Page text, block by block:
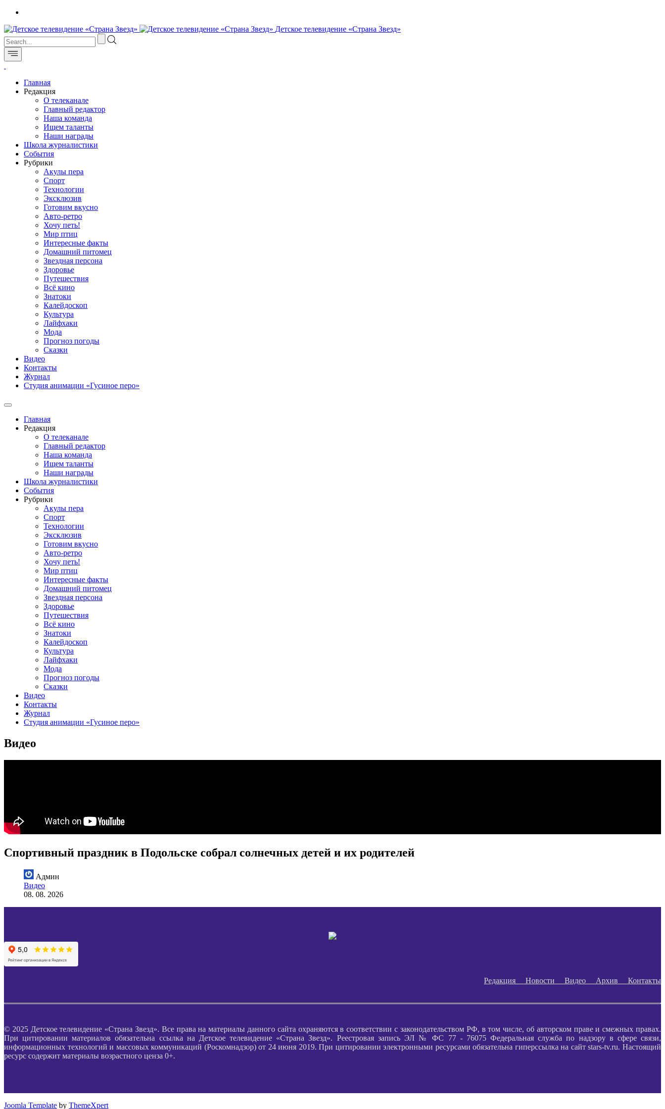
Детское телевидение «Страна Звезд»
Главная
Редакция
О телеканале
Главный редактор
Наша команда
Ищем таланты
Наши награды
Школа журналистики
События
Рубрики
Акулы пера
Спорт
Технологии
Эксклюзив
Готовим вкусно
Авто-ретро
Хочу петь!
Мир птиц
Интересные факты
Домашний питомец
Звездная персона
Здоровье
Путешествия
Всё кино
Знатоки
Калейдоскоп
Культура
Лайфхаки
Мода
Прогноз погоды
Сказки
Видео
Контакты
Журнал
Студия анимации «Гусиное перо»
Главная
Редакция
О телеканале
Главный редактор
Наша команда
Ищем таланты
Наши награды
Школа журналистики
События
Рубрики
Акулы пера
Спорт
Технологии
Эксклюзив
Готовим вкусно
Авто-ретро
Хочу петь!
Мир птиц
Интересные факты
Домашний питомец
Звездная персона
Здоровье
Путешествия
Всё кино
Знатоки
Калейдоскоп
Культура
Лайфхаки
Мода
Прогноз погоды
Сказки
Видео
Контакты
Журнал
Студия анимации «Гусиное перо»
Видео
Спортивный праздник в Подольске собрал солнечных детей и их родителей
Админ
Видео
08. 08. 2026
Редакция Новости Видео Архив Контакты
© 2025 Детское телевидение «Страна Звезд». Все права на материалы данного сайта охраняются в соответствии с законодательством РФ, в том числе, об авторском праве и смежных правах.
При цитировании материалов обязательна ссылка на Детское телевидение «Страна Звезд». Реестровая запись ЭЛ № ФС 77 - 76075 Федеральная служба по надзору в сфере связи,
информационных технологий и массовых коммуникаций (Роскомнадзор) от 24 июня 2019. При цитировании электронными ресурсами обязательна гиперссылка на сайт stars-tv.ru. Настоящий
ресурс содержит материалы возрастного ценза 0+.
Joomla Template by ThemeXpert